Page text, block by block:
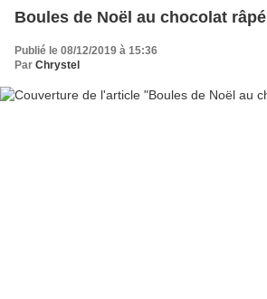
Boules de Noël au chocolat râpé
Publié le 08/12/2019 à 15:36
Par Chrystel